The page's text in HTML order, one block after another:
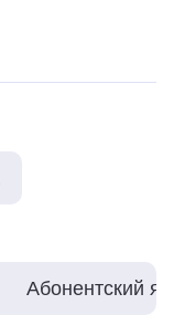
Абонентский